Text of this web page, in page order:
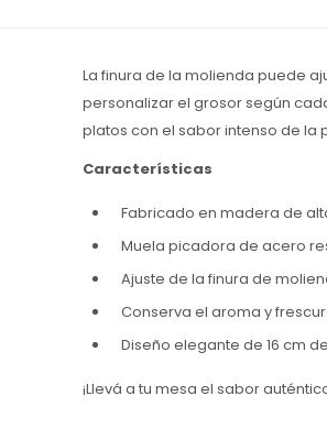
La finura de la molienda puede
personalizar el grosor según
platos con el sabor intenso de la
Características
Fabricado en madera de
Muela picadora de acero
Ajuste de la finura de
Conserva el aroma y
Diseño elegante de 16 cm
¡Llevá a tu mesa el sabor